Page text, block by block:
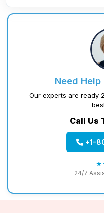
Need Help
Our experts are ready
Call Us
+1-
24/7